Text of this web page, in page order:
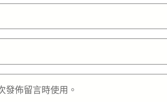
發佈留言時使用。